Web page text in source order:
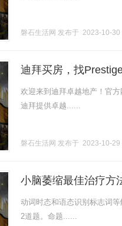
磐石生活网 发布于 2023-10-30
迪拜买房，找
欢迎来到迪拜卓越地产！官
迪拜提供卓越......
磐石生活网 发布于 2023-10-29
小脑萎缩最佳治疗
动词时态和语态识别标志词
2道题。命题......